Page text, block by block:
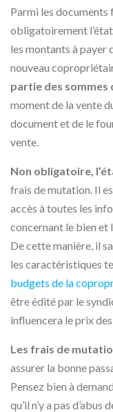
Parmi les documents
obligatoirement
les montants à payer
nouveau
partie des
moment de la vente
document et de le
vente.
Non obligatoire,
frais de mutation. Il
accès à toutes les
concernant le bien et
De cette manière, il
les caractéristiques
budgets de la
être édité par le
influencera le prix
Les frais de
assurer la bonne
Pensez bien à
qu’il n’y a pas